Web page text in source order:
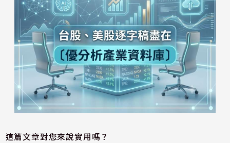
這篇文章對您來說實用嗎？